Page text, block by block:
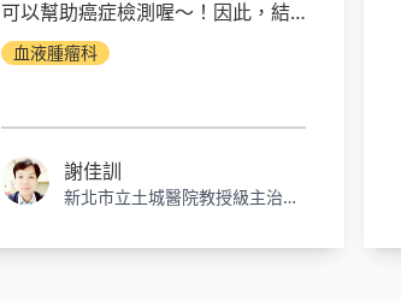
可以幫助癌症檢測喔～！因此，結
論是：在缺乏有效證據之前，
mRNA用在癌篩還沒有明確證據，
備公開的資料與腫瘤科醫師討論看
看，再決定是否接受檢測囉！
血液腫瘤科
謝佳訓
新北市立土城醫院教授級主治醫
主任、癌症中心主任